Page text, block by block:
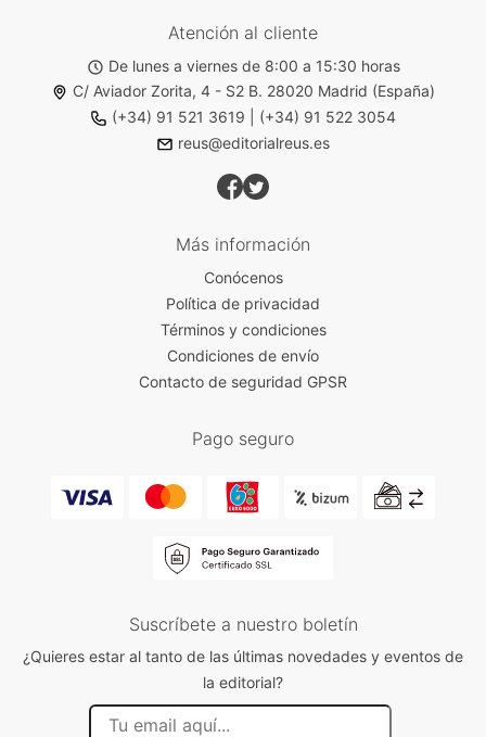
Atención al cliente
De lunes a viernes de 8:00 a 15:30 horas
C/ Aviador Zorita, 4 - S2 B. 28020 Madrid (España)
(+34) 91 521 3619
(+34) 91 522 3054
reus@editorialreus.es
Más información
Conócenos
Política de privacidad
Términos y condiciones
Condiciones de envío
Contacto de seguridad GPSR
Pago seguro
Suscríbete a nuestro boletín
¿Quieres estar al tanto de las últimas novedades y eventos de
la editorial?